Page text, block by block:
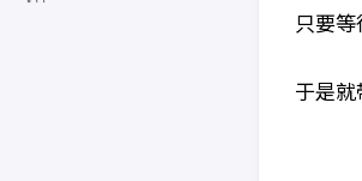
只要等
于是就